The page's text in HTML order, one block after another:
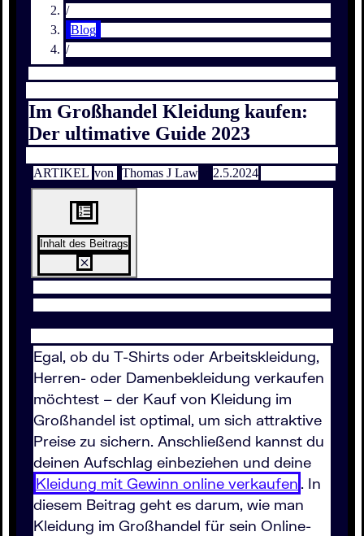
/
Blog
/
Im Großhandel Kleidung kaufen:
Der ultimative Guide 2023
ARTIKEL von Thomas J Law 2.5.2024
Inhalt des Beitrags
Egal, ob du T-Shirts oder Arbeitskleidung,
Herren- oder Damenbekleidung verkaufen
möchtest – der Kauf von Kleidung im
Großhandel ist optimal, um sich attraktive
Preise zu sichern. Anschließend kannst du
deinen Aufschlag einbeziehen und deine
Kleidung mit Gewinn online verkaufen . In
diesem Beitrag geht es darum, wie man
Kleidung im Großhandel für sein Online-